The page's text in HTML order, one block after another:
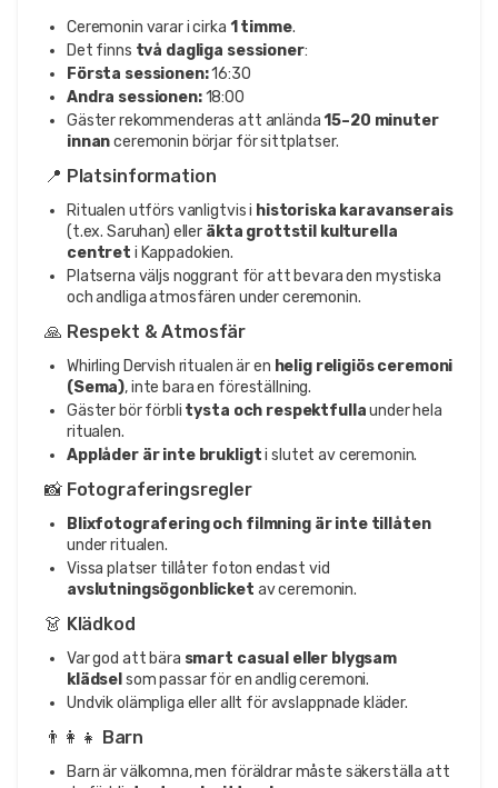
Ceremonin varar i cirka 1 timme.
Det finns två dagliga sessioner:
Första sessionen:16:30
Andra sessionen:18:00
Gäster rekommenderas att anlända15–20 minuter
innanceremonin börjar för sittplatser.
📍 Platsinformation
Ritualen utförs vanligtvis i historiska karavanserais
(t.ex. Saruhan) eller äkta grottstil kulturella
centret i Kappadokien.
Platserna väljs noggrant för att bevara den mystiska
och andliga atmosfären under ceremonin.
🙏 Respekt & Atmosfär
Whirling Dervish ritualen är en helig religiös ceremoni
(Sema), inte bara en föreställning.
Gäster bör förbli tysta och respektfullaunder hela
ritualen.
Applåder är inte brukligti slutet av ceremonin.
📸 Fotograferingsregler
Blixfotografering och filmning är inte tillåten
under ritualen.
Vissa platser tillåter foton endast vid
avslutningsögonblicket av ceremonin.
👗 Klädkod
Var god att bära smart casual eller blygsam
klädsel som passar för en andlig ceremoni.
Undvik olämpliga eller allt för avslappnade kläder.
👨‍👩‍👧 Barn
Barn är välkomna, men föräldrar måste säkerställa att